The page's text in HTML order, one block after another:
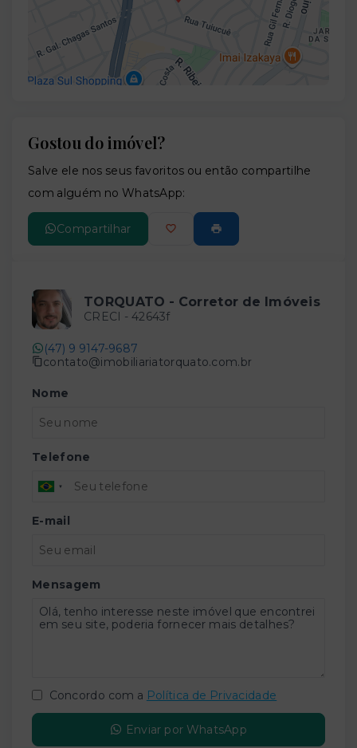
Gostou do imóvel?
Salve ele nos seus favoritos ou então compartilhe
com alguém no WhatsApp:
Compartilhar
TORQUATO - Corretor de Imóveis
CRECI - 42643f
(47) 9 9147-9687
contato@imobiliariatorquato.com.br
Nome
Telefone
E-mail
Mensagem
Concordo com a Política de Privacidade
Enviar por WhatsApp